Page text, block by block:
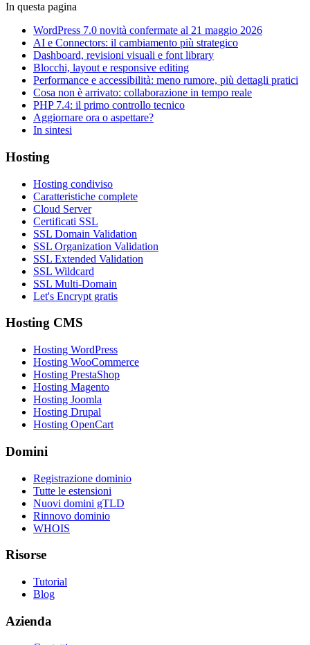
In questa pagina
WordPress 7.0 novità confermate al 21 maggio 2026
AI e Connectors: il cambiamento più strategico
Dashboard, revisioni visuali e font library
Blocchi, layout e responsive editing
Performance e accessibilità: meno rumore, più dettagli pratici
Cosa non è arrivato: collaborazione in tempo reale
PHP 7.4: il primo controllo tecnico
Aggiornare ora o aspettare?
In sintesi
Hosting
Hosting condiviso
Caratteristiche complete
Cloud Server
Certificati SSL
SSL Domain Validation
SSL Organization Validation
SSL Extended Validation
SSL Wildcard
SSL Multi-Domain
Let's Encrypt gratis
Hosting CMS
Hosting WordPress
Hosting WooCommerce
Hosting PrestaShop
Hosting Magento
Hosting Joomla
Hosting Drupal
Hosting OpenCart
Domini
Registrazione dominio
Tutte le estensioni
Nuovi domini gTLD
Rinnovo dominio
WHOIS
Risorse
Tutorial
Blog
Azienda